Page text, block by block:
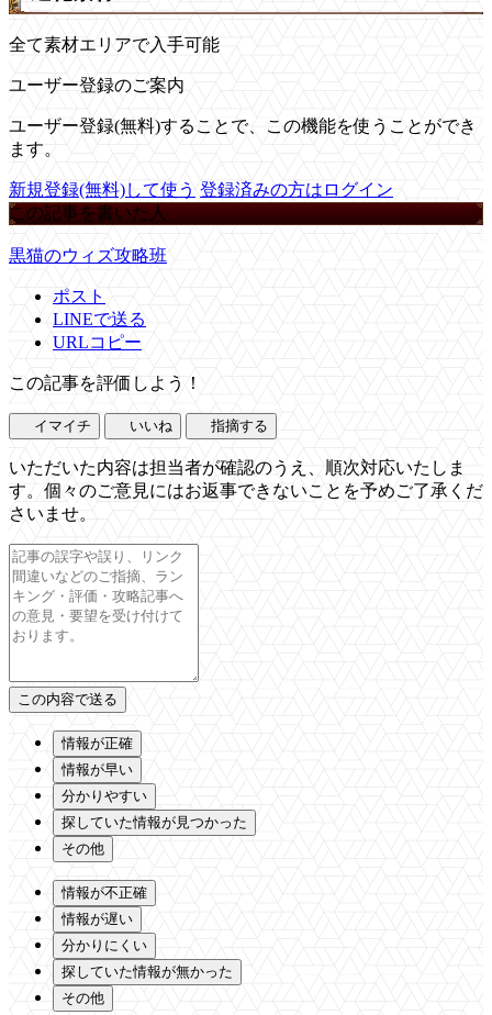
全て素材エリアで入手可能
ユーザー登録のご案内
ユーザー登録(無料)することで、この機能を使うことができ
ます。
新規登録(無料)して使う 登録済みの方はログイン
この記事を書いた人
黒猫のウィズ攻略班
ポスト
LINEで送る
URLコピー
この記事を評価しよう！
イマイチ いいね 指摘する
いただいた内容は担当者が確認のうえ、順次対応いたしま
す。個々のご意見にはお返事できないことを予めご了承くだ
さいませ。
情報が正確
情報が早い
分かりやすい
探していた情報が見つかった
その他
情報が不正確
情報が遅い
分かりにくい
探していた情報が無かった
その他